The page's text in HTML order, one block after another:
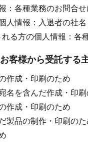
：各種業務のお問合
人情報：入退者の社
る方の個人情報：各
客様から受託する
作成・印刷のため
名を含んだ作成・印
作成・印刷のため
製品の制作・印刷のた